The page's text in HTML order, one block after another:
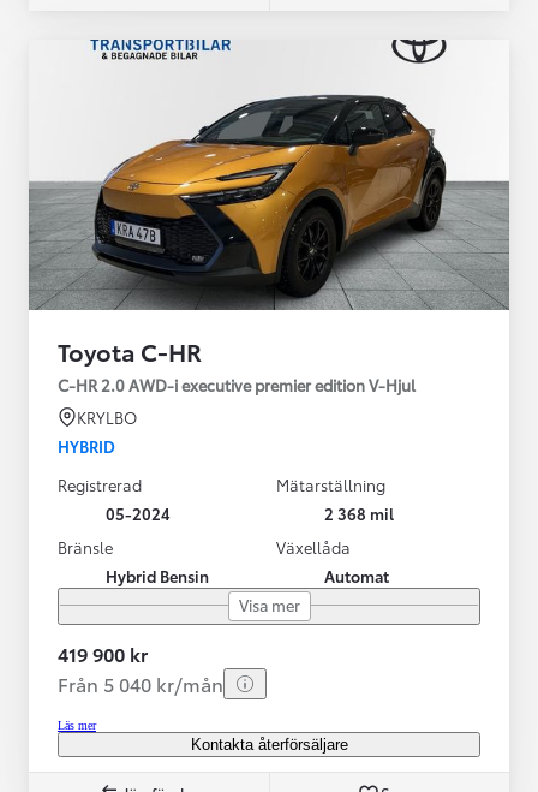
Toyota C-HR
C-HR 2.0 AWD-i executive premier edition V-Hjul
KRYLBO
HYBRID
Registrerad
05-2024
Mätarställning
2 368 mil
Bränsle
Hybrid Bensin
Växellåda
Automat
Visa mer
419 900 kr
Från 5 040 kr/mån
Läs mer
Kontakta återförsäljare